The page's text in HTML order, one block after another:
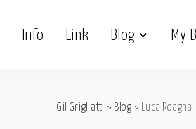
Info Link Blog My
Gil Grigliatti > Blog > Luca Roagna